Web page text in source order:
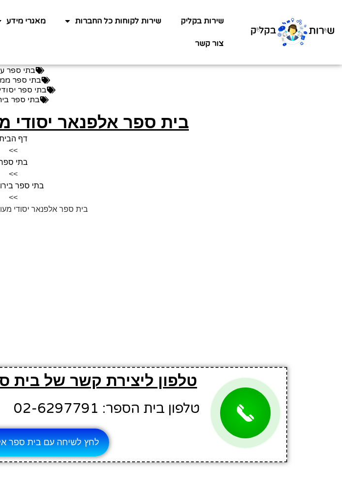
שירות בקליק שירות לקוחות כל החברות מאגרי מידע
צור קשר
בתי ספר
בתי ספר
בתי ספר
בתי ספר
בית ספר אלפנאר יסודי
דף
>>
בתי
>>
בתי ספר
>>
בית ספר אלפנאר יסודי
טלפון ליצירת קשר של בית
טלפון בית הספר: 02-6297791
לחץ לשיחה עם בית ספר